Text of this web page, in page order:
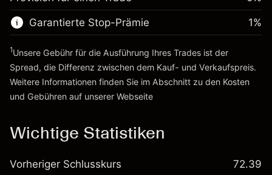
Zur Plattform
~$20,000.00
Geld aus Hebelwirkung ~ $
Zur Plattform
Garantierte Stop-Prämie 1%
1Unsere Gebühr für die Ausführung Ihres Trades ist der
Spread, die Differenz zwischen dem Kauf- und Verkaufspreis.
Weitere Informationen finden Sie im Abschnitt zu den Kosten
und Gebühren auf unserer Webseite
Wichtige Statistiken
Vorheriger Schlusskurs 72.39